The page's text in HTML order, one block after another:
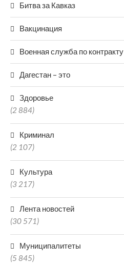
Битва за Кавказ
Вакцинация
Военная служба по контракту
Дагестан – это
Здоровье
(2 884)
Криминал
(2 107)
Культура
(3 217)
Лента новостей
(30 571)
Муниципалитеты
(5 845)